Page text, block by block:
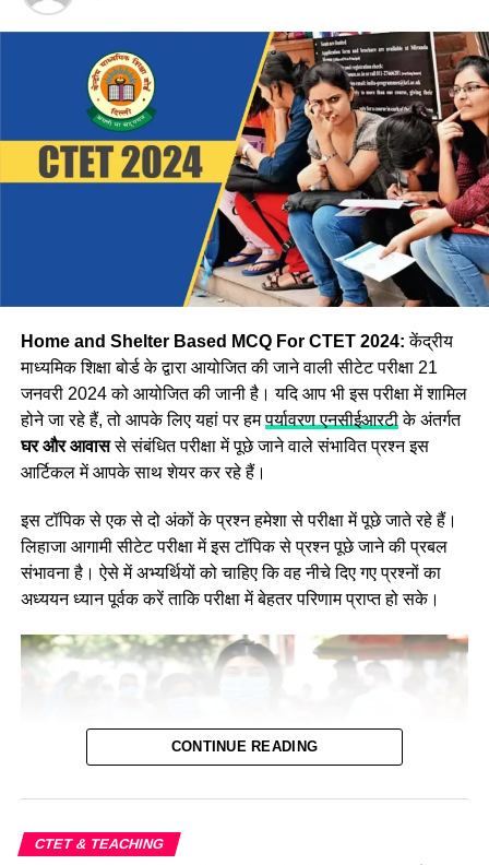
CTET Answer Key 2024: कैसे
डाउनलोड करें आंसर-की
Step:1 CBSE CTET उत्तर कुंजी डाउनलोड करने के लिए, सबसे पहले
आपको आधिकारिक वेबसाइट ctet.nic.in पर जाना होगा
Step:2 अब वेबसाइट पर दिखाई दे रहेCTET Answer Key 2024
Step:3 अब आपको एप्लीकेशन नंबर और जन्म की तारीख दर्ज करके
लॉगिन करना होगा इसके बाद Asnswer Key स्क्रीन पर प्रदर्शित हो
जाएगी।
Home and Shelter Based MCQ For CTET 2024: केंद्रीय
माध्यमिक शिक्षा बोर्ड के द्वारा आयोजित की जाने वाली सीटेट परीक्षा 21
जनवरी 2024 को आयोजित की जानी है। यदि आप भी इस परीक्षा में शामिल
होने जा रहे हैं, तो आपके लिए यहां पर हमपर्यावरण एनसीईआरटीके अंतर्गत
घर और आवाससे संबंधित परीक्षा में पूछे जाने वाले संभावित प्रश्न इस
आर्टिकल में आपके साथ शेयर कर रहे हैं।
इस टॉपिक से एक से दो अंकों के प्रश्न हमेशा से परीक्षा में पूछे जाते रहे हैं।
लिहाजा आगामी सीटेट परीक्षा में इस टॉपिक से प्रश्न पूछे जाने की प्रबल
संभावना है। ऐसे में अभ्यर्थियों को चाहिए कि वह नीचे दिए गए प्रश्नों का
अध्ययन ध्यान पूर्वक करें ताकि परीक्षा में बेहतर परिणाम प्राप्त हो सके।
CONTINUE READING
CTET & TEACHING